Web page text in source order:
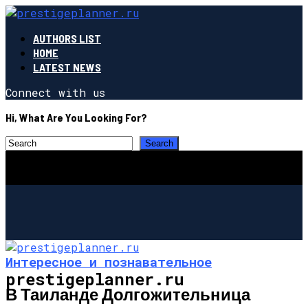
AUTHORS LIST
HOME
LATEST NEWS
Connect with us
Hi, What Are You Looking For?
prestigeplanner.ru
Интересное и познавательное
В Таиланде Долгожительница